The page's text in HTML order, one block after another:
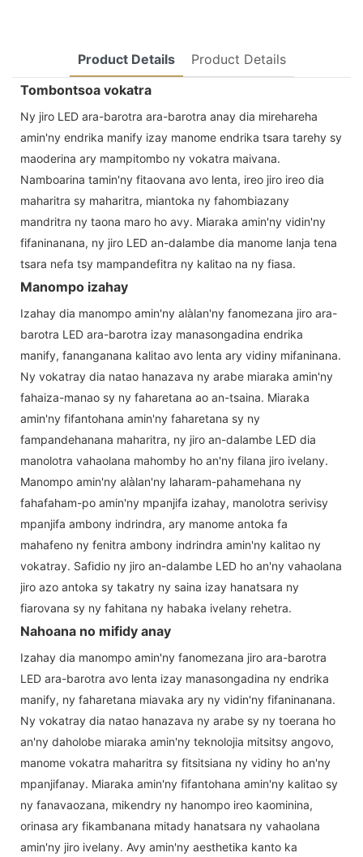
Product Details
Product Details
Tombontsoa vokatra
Ny jiro LED ara-barotra ara-barotra anay dia mirehareha
amin'ny endrika manify izay manome endrika tsara tarehy sy
maoderina ary mampitombo ny vokatra maivana.
Namboarina tamin'ny fitaovana avo lenta, ireo jiro ireo dia
maharitra sy maharitra, miantoka ny fahombiazany
mandritra ny taona maro ho avy. Miaraka amin'ny vidin'ny
fifaninanana, ny jiro LED an-dalambe dia manome lanja tena
tsara nefa tsy mampandefitra ny kalitao na ny fiasa.
Manompo izahay
Izahay dia manompo amin'ny alàlan'ny fanomezana jiro ara-
barotra LED ara-barotra izay manasongadina endrika
manify, fananganana kalitao avo lenta ary vidiny mifaninana.
Ny vokatray dia natao hanazava ny arabe miaraka amin'ny
fahaiza-manao sy ny faharetana ao an-tsaina. Miaraka
amin'ny fifantohana amin'ny faharetana sy ny
fampandehanana maharitra, ny jiro an-dalambe LED dia
manolotra vahaolana mahomby ho an'ny filana jiro ivelany.
Manompo amin'ny alàlan'ny laharam-pahamehana ny
fahafaham-po amin'ny mpanjifa izahay, manolotra serivisy
mpanjifa ambony indrindra, ary manome antoka fa
mahafeno ny fenitra ambony indrindra amin'ny kalitao ny
vokatray. Safidio ny jiro an-dalambe LED ho an'ny vahaolana
jiro azo antoka sy takatry ny saina izay hanatsara ny
fiarovana sy ny fahitana ny habaka ivelany rehetra.
Nahoana no mifidy anay
Izahay dia manompo amin'ny fanomezana jiro ara-barotra
LED ara-barotra avo lenta izay manasongadina ny endrika
manify, ny faharetana miavaka ary ny vidin'ny fifaninanana.
Ny vokatray dia natao hanazava ny arabe sy ny toerana ho
an'ny daholobe miaraka amin'ny teknolojia mitsitsy angovo,
manome vokatra maharitra sy fitsitsiana ny vidiny ho an'ny
mpanjifanay. Miaraka amin'ny fifantohana amin'ny kalitao sy
ny fanavaozana, mikendry ny hanompo ireo kaominina,
orinasa ary fikambanana mitady hanatsara ny vahaolana
amin'ny jiro ivelany. Avy amin'ny aesthetika kanto ka